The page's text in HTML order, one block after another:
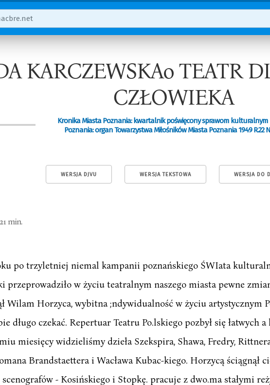
KARCZEWSKAo TEATR
CZŁOWIEKA
Kronika Miasta Poznania: kwartalnik poświęcony sprawom kulturalnym
Poznania: organ Towarzystwa Miłośników Miasta Poznania 1949 R.22
WERSJA DJVU WERSJA TEKSTOWA WERSJA DO
min.
po trzyletniej niemal kampanii poznańskiego ŚWIata
w życiu teatralnym naszego miasta pewne
Wilam Horzyca, wybitna ;ndywidualność w życiu artystycznym
długo czekać. Repertuar Teatru Po.lskiego pozbył się łatwych
miesięcy widzieliśmy dzieła Szekspira, Shawa, Fredry,
Brandstaettera i Wacława Kubac-kiego. Horzycą ściągnął
scenografów - Kosińskiego i Stopkę. pracuje z dwo.ma stałymi